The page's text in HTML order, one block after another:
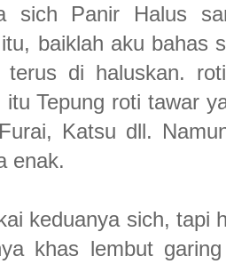
sich Panir Halus
baiklah aku bahas
terus di haluskan.
itu Tepung roti tawar
Katsu dll.
enak.
keduanya sich, tapi
khas lembut